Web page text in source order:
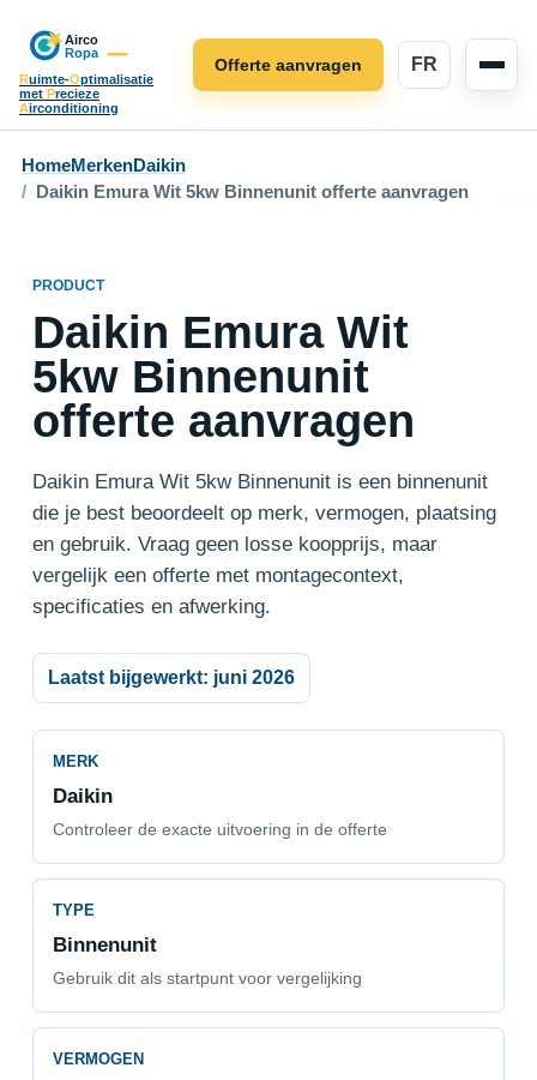
Ruimte-Optimalisatie
met Precieze
Airconditioning
FR
Offerte aanvragen
HomeMerkenDaikin
Daikin Emura Wit 5kw Binnenunit offerte aanvragen
PRODUCT
Daikin Emura Wit
5kw Binnenunit
offerte aanvragen
Daikin Emura Wit 5kw Binnenunit is een binnenunit
die je best beoordeelt op merk, vermogen, plaatsing
en gebruik. Vraag geen losse koopprijs, maar
vergelijk een offerte met montagecontext,
specificaties en afwerking.
Laatst bijgewerkt: juni 2026
MERK
Daikin
Controleer de exacte uitvoering in de offerte
TYPE
Binnenunit
Gebruik dit als startpunt voor vergelijking
VERMOGEN